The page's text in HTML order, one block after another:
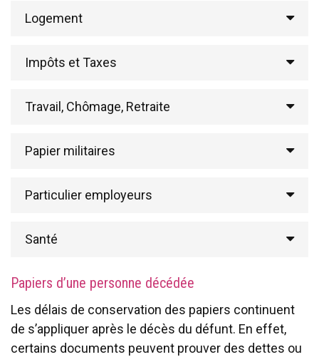
Logement
Impôts et Taxes
Travail, Chômage, Retraite
Papier militaires
Particulier employeurs
Santé
Papiers d’une personne décédée
Les délais de conservation des papiers continuent
de s’appliquer après le décès du défunt. En effet,
certains documents peuvent prouver des dettes ou